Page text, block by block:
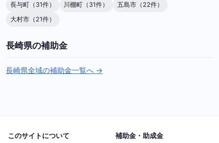
長与町（31件）
川棚町（31件）
五島市（22件）
大村市（21件）
長崎県の補助金
長崎県全域の補助金一覧へ →
このサイトについて 補助金・助成金